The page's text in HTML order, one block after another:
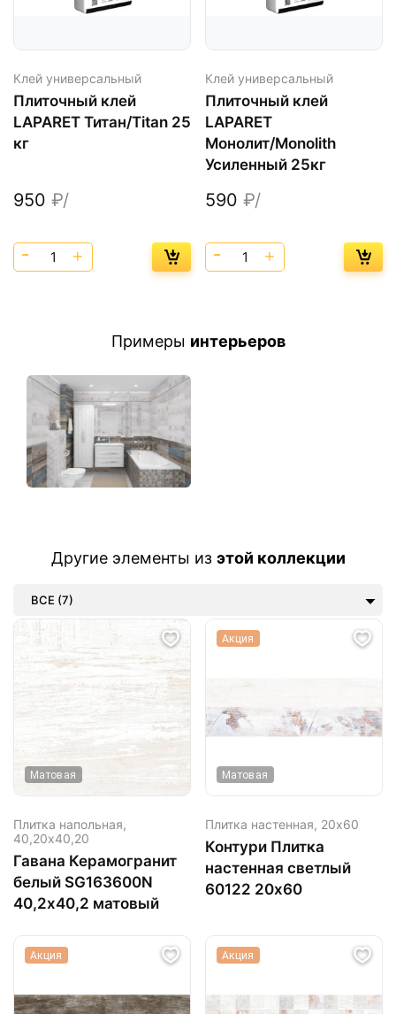
Примеры интерьеров
Клей универсальный
Плиточный клей
LAPARET Титан/Titan 25
кг
950 ₽/
Клей универсальный
Плиточный клей
LAPARET
Монолит/Monolith
Усиленный 25кг
590 ₽/
Другие элементы из этой коллекции
ВСЕ (7)
Матовая
Плитка напольная,
40,20х40,20
Гавана Керамогранит
белый SG163600N
40,2х40,2 матовый
Акция
Матовая
Плитка настенная, 20х60
Контури Плитка
настенная светлый
60122 20х60
Акция Акция